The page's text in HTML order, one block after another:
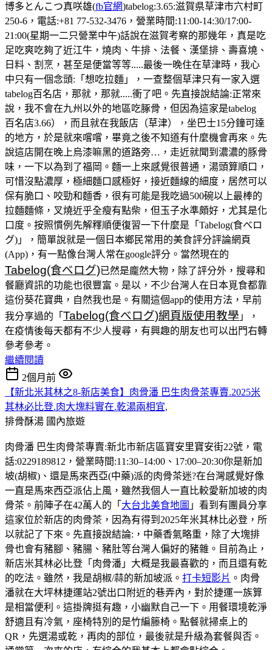
博多とんこつ真咲雄(fb官網)tabelog:3.65:滋賀県草津市穴村町
250-6，電話:+81 77-532-3476，營業時間:11:00-14:30/17:00-
21:00(星期一二只營業中午)話說在滋賀考察的那幾年，真是吃
足吃爽吃夠了近江牛，燒肉、牛排、法餐、漢堡排、壽喜燒、
日料、割烹，甚至是便當等等.....最後一晚住在草津時，我心
中只有一個念頭:「想吃拉麵」，一查整個草津只有一家入選
tabelog百名店，那就，那就.....衝了吧。先直接說結論:正常來
說，我不會在九州以外的地區吃䐁骨，但因為這家是tabelog
百名店3.66），而且就在我飯店（草津），坐巴士15分鐘可達
的地方，於是就來嚐嚐，畢竟之後不知道有什麼機會再來。先
說這店開在晚上烏漆嘛黑的道路旁…，走近就聞到濃濃的豚骨
味，一下以為到了福岡。麵一上來感覺很普通，湯頭算順口，
可惜沒點濃厚，極細麵口感極好，接近麵線的細度，居然可以
保有脆口、咬勁和麵香，很有可能是我吃過500碗以上最棒的
拉麵麵條，叉燒近乎全瘦有點柴，但玉子水準頗好，尤其是化
口度。按照慣例先解釋順便復習一下什麼是「Tabelog(食べロ
グ)」，簡單說就是一個日本鄉民常用的美食評分評論網頁
(App)，有一點像台灣人常在google評分。當然現在的
Tabelog(食べログ)已然是龐然大物，除了評分外，搜尋和
餐廳資訊的功能也很豐富。是以，不少台灣人在日本覓食都靠
這份葵花寶典，自然我也是。有關這個app的使用方法，早前
我分享過的「 Tabelog(食べログ)網頁版使用教學 」，
在疫情後每天都有不少人搜尋，有興趣的朋友也可以出門右轉
參考參考。
繼續閱讀
2個月前
【新北米其林之8-新店美食】肉骨潘 巴生肉骨茶專賣.2025米
其林必比登.肉大塊料實在.乾湯兩相宜,
排骨酥湯 國內旅遊
肉骨潘 巴生肉骨茶專賣:新北市新店區寶安里寶安街22號，電
話:0229189812，營業時間:11:30–14:00、17:00–20:30你是新加
坡(胡椒)、還是馬來西亞(中藥)派的肉骨茶迷?在台灣感覺好像
一直是馬來西亞派佔上風，雖然我個人一直比較愛新加坡的肉
骨茶。前陣子在42萬人的「 大台北美食地圖 」看到有團員分享
這家位於新店的肉骨茶，因為有得到2025年米其林比必登，所
以就記了下來。先直接說結論:，中藥香氣略重，除了大塊排
骨也會有豬腳、豬腸、豬肚等台灣人偏好的豬雜。目前為止，
新店米其林必比登「肉骨潘」大概是我最喜歡的，而且還有乾
的吃法。雖然，我是胡椒/蒜的新加坡派。 打卡短影片 。肉骨
潘就在大坪林捷運站2號出口附近的巷弄內，對於捷運一族算
是相當便利。這掛牌挺有趣，小幽默自己一下。用餐環境乾淨
舒適且有冷氣，座椅特別的是竹編籐椅。點餐就掃桌上的
QR，先選湯或乾，再肉的部位，最後就是升級為套餐與否。